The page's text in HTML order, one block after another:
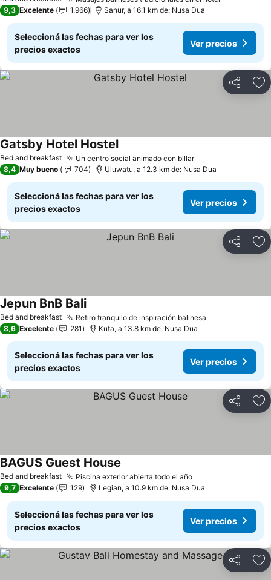
9,3 Excelente 1.966 Sanur, a 16.1 km de: Nusa Dua
Seleccioná las fechas para ver los
precios exactos
Ver precios
Compartir
Bed and breakfast Un centro social animado con billar
Gatsby Hotel Hostel
8,4 Muy bueno 704 Uluwatu, a 12.3 km de: Nusa Dua
Seleccioná las fechas para ver los
precios exactos
Ver precios
Compartir
Bed and breakfast Retiro tranquilo de inspiración balinesa
Jepun BnB Bali
8,6 Excelente 281 Kuta, a 13.8 km de: Nusa Dua
Seleccioná las fechas para ver los
precios exactos
Ver precios
Compartir
Bed and breakfast Piscina exterior abierta todo el año
BAGUS Guest House
9,7 Excelente 129 Legian, a 10.9 km de: Nusa Dua
Seleccioná las fechas para ver los
precios exactos
Ver precios
Compartir